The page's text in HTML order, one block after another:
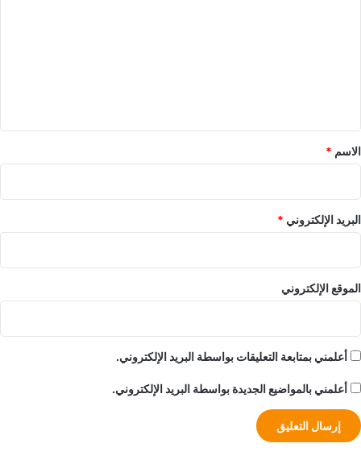
*
الاسم *
البريد الإلكتروني *
الموقع الإلكتروني
أعلمني بمتابعة التعليقات بواسطة البريد الإلكتروني.
أعلمني بالمواضيع الجديدة بواسطة البريد الإلكتروني.